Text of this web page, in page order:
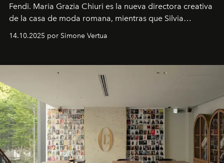
Fendi. Maria Grazia Chiuri es la nueva directora creativa
de la casa de moda romana, mientras que Silvia
14.10.2025 por Simone Vertua